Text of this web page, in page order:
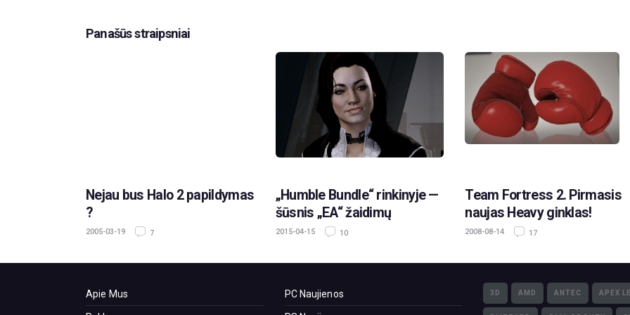
Panašūs straipsniai
Nejau bus Halo 2 papildymas
?
2005-03-19 7
„Humble Bundle“ rinkinyje —
šūsnis „EA“ žaidimų
2015-04-15 10
Team Fortress 2. Pirmasis
naujas Heavy ginklas!
2008-08-14 17
Apie Mus PC Naujienos 3D AMD ANTEC APEX